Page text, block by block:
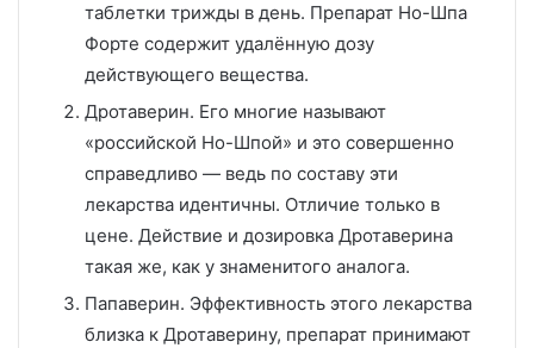
таблетки трижды в день. Препарат Но-Шпа
Форте содержит удалённую дозу
действующего вещества.
Дротаверин. Его многие называют
«российской Но-Шпой» и это совершенно
справедливо — ведь по составу эти
лекарства идентичны. Отличие только в
цене. Действие и дозировка Дротаверина
такая же, как у знаменитого аналога.
Папаверин. Эффективность этого лекарства
близка к Дротаверину, препарат принимают